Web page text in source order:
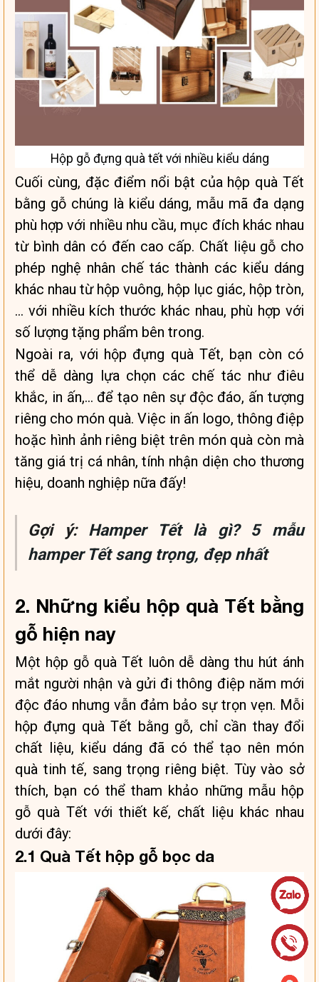
Hộp gỗ đựng quà tết với nhiều kiểu dáng
Cuối cùng, đặc điểm nổi bật của hộp quà Tết
bằng gỗ chúng là kiểu dáng, mẫu mã đa dạng
phù hợp với nhiều nhu cầu, mục đích khác nhau
từ bình dân có đến cao cấp. Chất liệu gỗ cho
phép nghệ nhân chế tác thành các kiểu dáng
khác nhau từ hộp vuông, hộp lục giác, hộp tròn,
… với nhiều kích thước khác nhau, phù hợp với
số lượng tặng phẩm bên trong.
Ngoài ra, với hộp đựng quà Tết, bạn còn có
thể dễ dàng lựa chọn các chế tác như điêu
khắc, in ấn,… để tạo nên sự độc đáo, ấn tượng
riêng cho món quà. Việc in ấn logo, thông điệp
hoặc hình ảnh riêng biệt trên món quà còn mà
tăng giá trị cá nhân, tính nhận diện cho thương
hiệu, doanh nghiệp nữa đấy!
Gợi ý: Hamper Tết là gì? 5 mẫu
hamper Tết sang trọng, đẹp nhất
2. Những kiểu hộp quà Tết bằng
gỗ hiện nay
Một hộp gỗ quà Tết luôn dễ dàng thu hút ánh
mắt người nhận và gửi đi thông điệp năm mới
độc đáo nhưng vẫn đảm bảo sự trọn vẹn. Mỗi
hộp đựng quà Tết bằng gỗ, chỉ cần thay đổi
chất liệu, kiểu dáng đã có thể tạo nên món
quà tinh tế, sang trọng riêng biệt. Tùy vào sở
thích, bạn có thể tham khảo những mẫu hộp
gỗ quà Tết với thiết kế, chất liệu khác nhau
dưới đây:
2.1 Quà Tết hộp gỗ bọc da